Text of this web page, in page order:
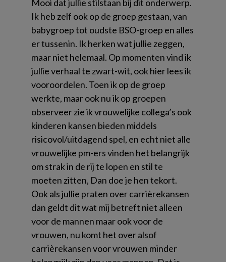
Mooi dat jullie stilstaan bij dit onderwerp.
Ik heb zelf ook op de groep gestaan, van
babygroep tot oudste BSO-groep en alles
er tussenin. Ik herken wat jullie zeggen,
maar niet helemaal. Op momenten vind ik
jullie verhaal te zwart-wit, ook hier lees ik
vooroordelen. Toen ik op de groep
werkte, maar ook nu ik op groepen
observeer zie ik vrouwelijke collega’s ook
kinderen kansen bieden middels
risicovol/uitdagend spel, en echt niet alle
vrouwelijke pm-ers vinden het belangrijk
om strak in de rij te lopen en stil te
moeten zitten, Dan doe je hen tekort.
Ook als jullie praten over carrièrekansen
dan geldt dit wat mij betreft niet alleen
voor de mannen maar ook voor de
vrouwen, nu komt het over alsof
carrièrekansen voor vrouwen minder